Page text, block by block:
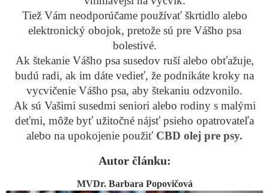
Tiež Vám neodporúčame používať škrtidlo alebo
elektronický obojok, pretože sú pre Vášho psa
bolestivé.
Ak štekanie Vášho psa susedov ruší alebo obťažuje,
budú radi, ak im dáte vedieť, že podnikáte kroky na
vycvičenie Vášho psa, aby štekaniu odzvonilo.
Ak sú Vašimi susedmi seniori alebo rodiny s malými
deťmi, môže byť užitočné nájsť psieho opatrovateľa
alebo na upokojenie použiť CBD olej pre psy.
Autor článku:
MVDr. Barbara Popovičová